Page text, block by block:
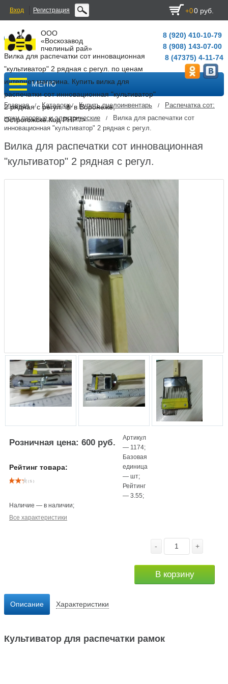
Вход Регистрация +00 руб.
ООО
«Воскозавод
пчелиный рай»
Вилка для распечатки сот инновационная
"культиватор" 2 рядная с регул. по ценам
интернет магазина. Купить вилка для
распечатки сот инновационная "культиватор"
2 рядная с регул. 🐝 в Воронеже,
Острогожске.Код PHP"/>
8 (920) 410-10-79
8 (908) 143-07-00
8 (47375) 4-11-74
МЕНЮ
Главная / Каталог / Купить пчелоинвентарь /
Распечатка сот:
ножи паровые и электрические
/
Вилка для распечатки сот
инновационная "культиватор" 2 рядная с регул.
Вилка для распечатки сот инновационная
"культиватор" 2 рядная с регул.
Розничная цена: 600 руб.
Рейтинг товара:
( 5 )
Артикул
— 1174;
Базовая
единица
—шт;
Рейтинг
—3.55;
Наличие — в наличии;
Все характеристики
- +
В корзину
Описание Характеристики
Культиватор для распечатки рамок